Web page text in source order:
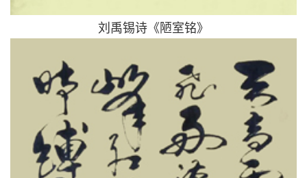
刘禹锡诗《陋室铭》